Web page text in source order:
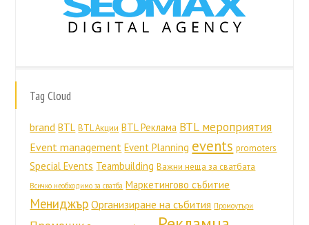
Tag Cloud
brand BTL BTL Акции BTL Реклама BTL мероприятия
Event management Event Planning events promoters
Special Events Teambuilding Важни неща за сватбата
Всичко необходимо за сватба Маркетингово събитие
Мениджър Организиране на събития Промоутъри